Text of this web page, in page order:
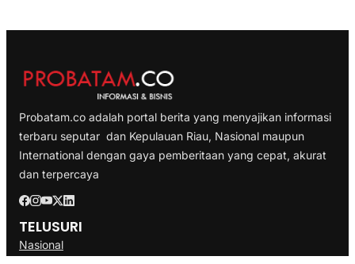
Probatam.co adalah portal berita yang menyajikan informasi
terbaru seputar dan Kepulauan Riau, Nasional maupun
International dengan gaya pemberitaan yang cepat, akurat
dan terpercaya
TELUSURI
Nasional